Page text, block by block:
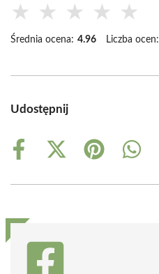
★ ★ ★ ★ ★
Średnia ocena: 4.96 Liczba ocen:
Udostępnij
Share
Share
(Twitter)
Share
Share